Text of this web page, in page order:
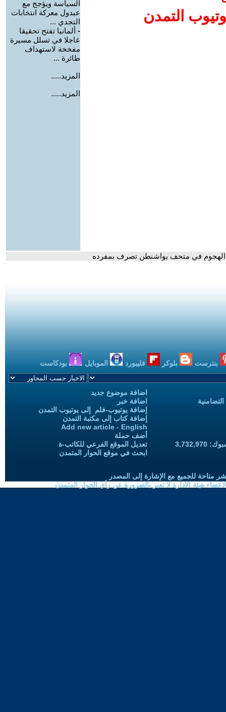
التمدن
السياسة ويؤجج مع
عبدول معركة انتخابات
التجدي ...
- ألمانيا تفتح تحقيقا
عاجلا في تسلل مسيرة
مفخخة لاستهداف
طائرة ...
المزيد.....
المزيد.....
الهجوم في متحف بواشنطن تصرف بمفرده
بنترست بلوكر فليبورد الموبايل بودكاست
اضافة موضوع جديد
اضافة خبر
إضافة يوتيوب-فلم إلى يوتيوب التمدن
إضافة كتاب إلى مكتبة التمدن
Add new article - English
أضف حملة
تعديل الموقع الفرعي للكاتب-ة
ابحث في موقع الحوار المتمدن
متاحة للجميع مع الإشارة إلى المصدر
هيئة الادارة لا تعبر بالضرورة عن رأي الحوار المتمدن